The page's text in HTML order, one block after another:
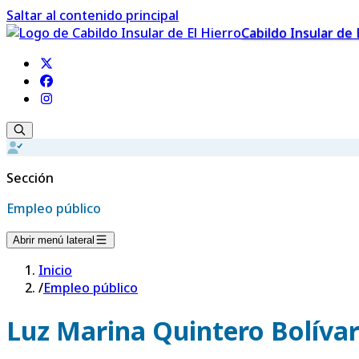
Saltar al contenido principal
Cabildo Insular de
Sección
Empleo público
Abrir menú lateral
Inicio
/Empleo público
Luz Marina Quintero Bolívar